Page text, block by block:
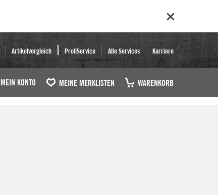
Artikelvergleich ProfiService Alle Services Karriere
MEIN KONTO MEINE MERKLISTEN WARENKORB